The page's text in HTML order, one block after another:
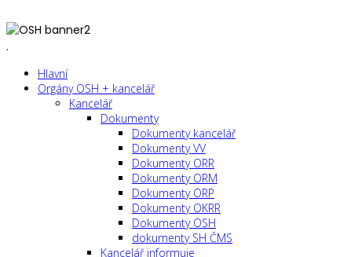
.
Hlavní
Orgány OSH + kancelář
Kancelář
Dokumenty
Dokumenty kancelář
Dokumenty VV
Dokumenty ORR
Dokumenty ORM
Dokumenty ORP
Dokumenty OKRR
Dokumenty OSH
dokumenty SH ČMS
Kancelář informuje